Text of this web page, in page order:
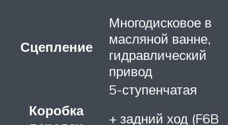
Сцепление
Многодисковое в
масляной ванне,
гидравлический
привод
Коробка
5-ступенчатая
+ задний ход (F6B